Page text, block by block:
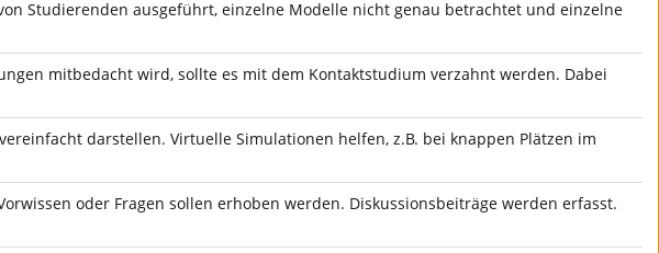
Studierenden ausgeführt, einzelne Modelle nicht genau betrachtet und einzelne
mitbedacht wird, sollte es mit dem Kontaktstudium verzahnt werden. Dabei
darstellen. Virtuelle Simulationen helfen, z.B. bei knappen Plätzen im
oder Fragen sollen erhoben werden. Diskussionsbeiträge werden erfasst.